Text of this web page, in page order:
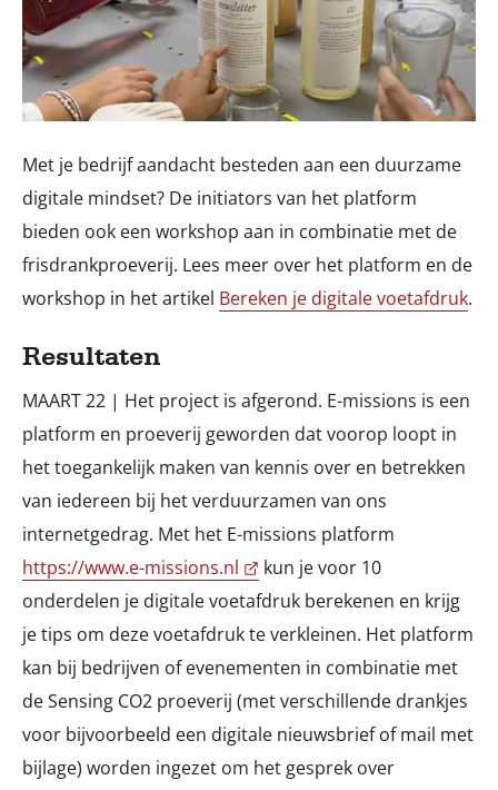
Met je bedrijf aandacht besteden aan een duurzame
digitale mindset? De initiators van het platform
bieden ook een workshop aan in combinatie met de
frisdrankproeverij. Lees meer over het platform en de
workshop in het artikel Bereken je digitale voetafdruk.
Resultaten
MAART 22 | Het project is afgerond. E-missions is een
platform en proeverij geworden dat voorop loopt in
het toegankelijk maken van kennis over en betrekken
van iedereen bij het verduurzamen van ons
internetgedrag. Met het E-missions platform
https://www.e-missions.nl
kun je voor 10
onderdelen je digitale voetafdruk berekenen en krijg
je tips om deze voetafdruk te verkleinen. Het platform
kan bij bedrijven of evenementen in combinatie met
de Sensing CO2 proeverij (met verschillende drankjes
voor bijvoorbeeld een digitale nieuwsbrief of mail met
bijlage) worden ingezet om het gesprek over